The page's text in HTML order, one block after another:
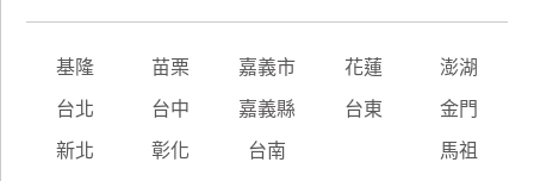
基隆 苗栗 嘉義市 花蓮 澎湖
台北 台中 嘉義縣 台東 金門
新北 彰化 台南 馬祖